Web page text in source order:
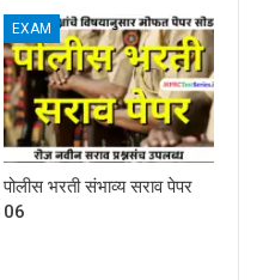
EXAM
पोलीस भरती संभाव्य सराव पेपर
06